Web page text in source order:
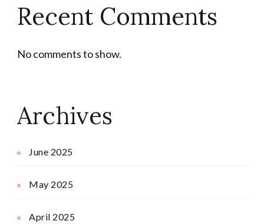
Recent Comments
No comments to show.
Archives
June 2025
May 2025
April 2025